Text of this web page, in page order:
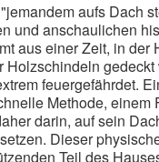
aufs Dach
und anschaulichen
aus einer Zeit, in der
Holzschindeln
feuergefährdet.
Methode, einem
darin, auf sein
Dieser
Teil des